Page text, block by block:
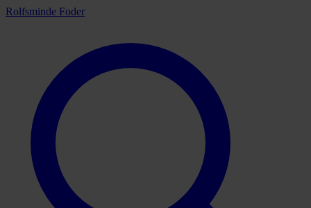
Rolfsminde Foder